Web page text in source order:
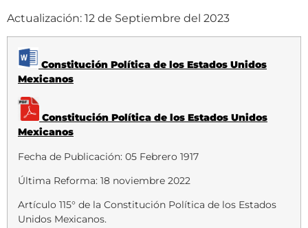
Actualización: 12 de Septiembre del 2023
Constitución Política de los Estados Unidos
Mexicanos
Constitución Política de los Estados Unidos
Mexicanos
Fecha de Publicación: 05 Febrero 1917
Última Reforma: 18 noviembre 2022
Artículo 115° de la Constitución Política de los Estados
Unidos Mexicanos.